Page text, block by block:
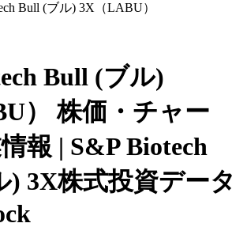
Bull (ブル) 3X（LABU）
Bull (ブル)
）
株価・チャー
報 | S&P Biotech
) 3X株式投資データ